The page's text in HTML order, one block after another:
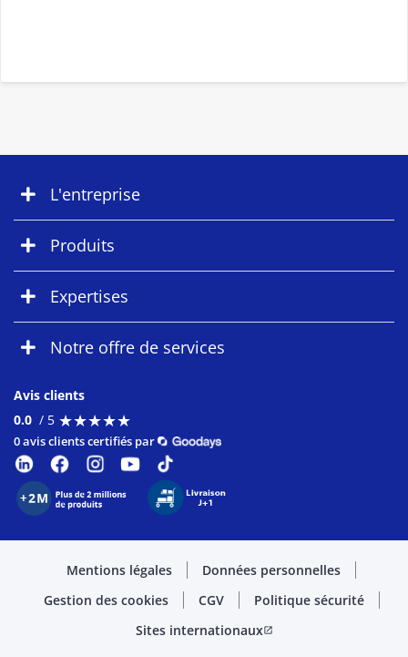
L'entreprise
Produits
Expertises
Notre offre de services
Avis clients
0.0 / 5 ★★★★★
★★★★★
0 avis clients certifiés par
Mentions légales
Données personnelles
Gestion des cookies
CGV
Politique sécurité
Sites internationauxopen_in_new